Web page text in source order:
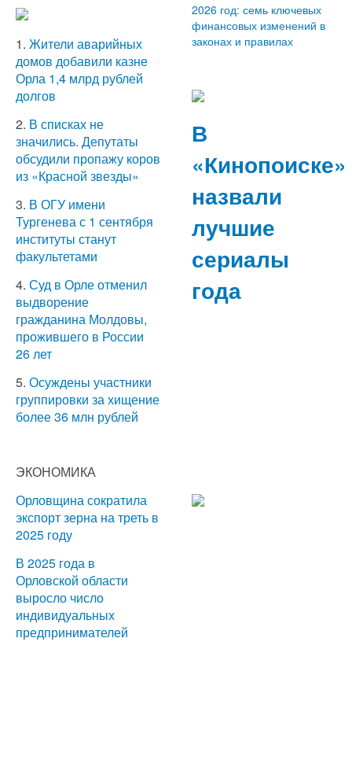
1. Жители аварийных
домов добавили казне
Орла 1,4 млрд рублей
долгов
2. В списках не
значились. Депутаты
обсудили пропажу коров
из «Красной звезды»
3. В ОГУ имени
Тургенева с 1 сентября
институты станут
факультетами
4. Суд в Орле отменил
выдворение
гражданина Молдовы,
прожившего в России
26 лет
5. Осуждены участники
группировки за хищение
более 36 млн рублей
ЭКОНОМИКА
Орловщина сократила
экспорт зерна на треть в
2025 году
В 2025 года в
Орловской области
выросло число
индивидуальных
предпринимателей
2026 год: семь ключевых
финансовых изменений в
законах и правилах
В
«Кинопоиске»
назвали
лучшие
сериалы
года